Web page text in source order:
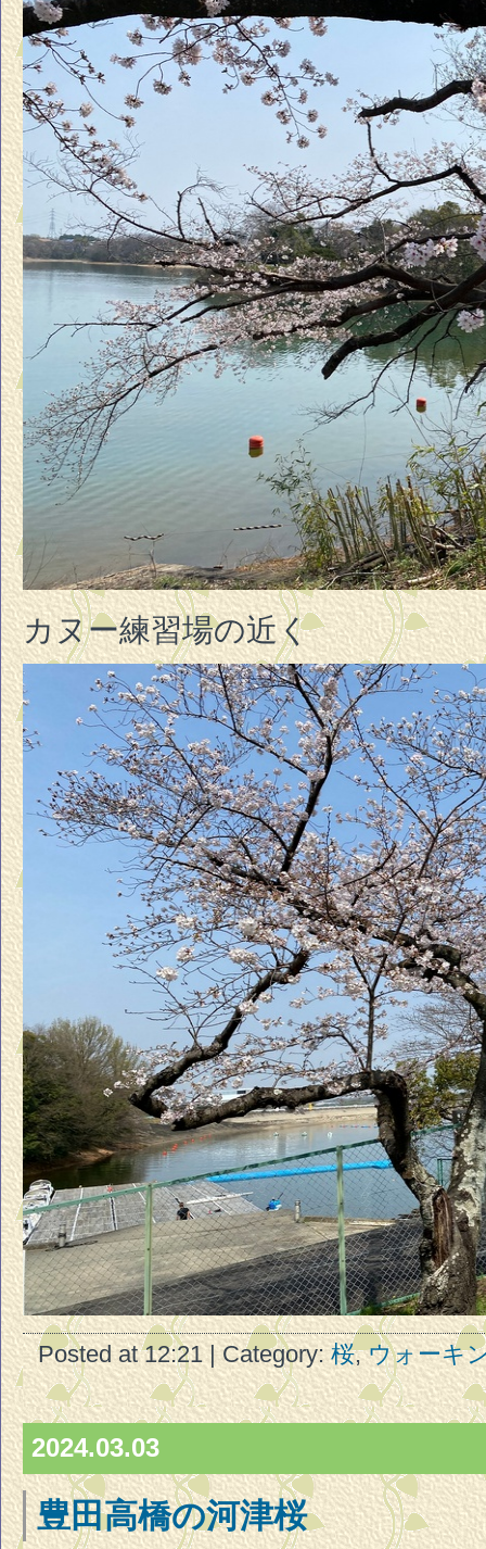
カヌー練習場の近く
Posted at 12:21 | Category:桜,ウォーキ
2024.03.03
豊田高橋の河津桜